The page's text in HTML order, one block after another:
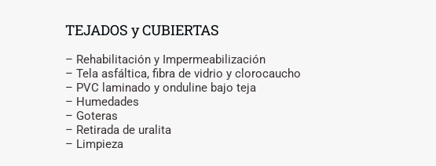
TEJADOS y CUBIERTAS
– Rehabilitación y Impermeabilización
– Tela asfáltica, fibra de vidrio y clorocaucho
– PVC laminado y onduline bajo teja
– Humedades
– Goteras
– Retirada de uralita
– Limpieza